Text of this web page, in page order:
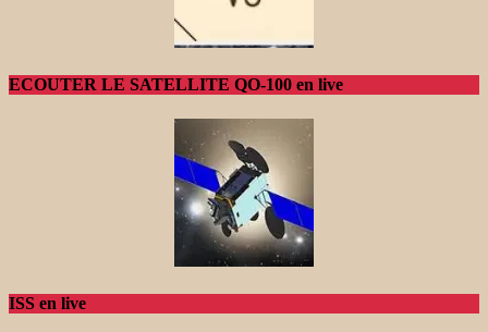
ECOUTER LE SATELLITE QO-100 en live
ISS en live